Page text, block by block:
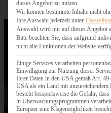
dieses Angebot zu nutzen.
Wir können bestimmte Inhalte nicht
Ihre Auswahl jederzeit unter
Auswahl wird nur auf dieses Angebot
Bitte beachten Sie, dass aufgrund
nicht alle Funktionen der Website
Einige Services verarbeiten
Einwilligung zur Nutzung dieser
Ihrer Daten in den USA gemäß Art.
USA als ein Land mit unzureichendem
besteht beispielsweise die Gefahr,
in Überwachungsprogrammen
Europäer eine Klagemöglichkeit besteht.